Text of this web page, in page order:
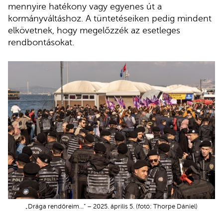
mennyire hatékony vagy egyenes út a
kormányváltáshoz. A tüntetéseiken pedig mindent
elkövetnek, hogy megelőzzék az esetleges
rendbontásokat.
„Drága rendőreim…” – 2025. április 5. (fotó: Thorpe Dániel)